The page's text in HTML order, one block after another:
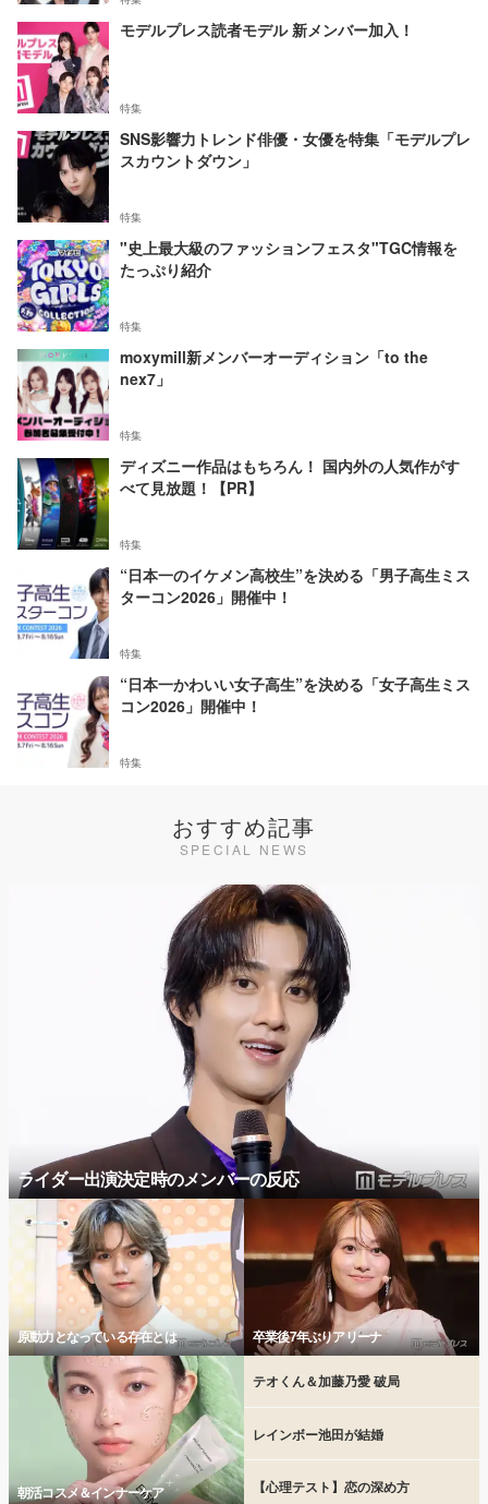
モデルプレス読者モデル 新メンバー加入！
特集
SNS影響力トレンド俳優・女優を特集「モデルプレ
スカウントダウン」
特集
"史上最大級のファッションフェスタ"TGC情報を
たっぷり紹介
特集
moxymill新メンバーオーディション「to the
nex7」
特集
ディズニー作品はもちろん！ 国内外の人気作がす
べて見放題！【PR】
特集
“日本一のイケメン高校生”を決める「男子高生ミス
ターコン2026」開催中！
特集
“日本一かわいい女子高生”を決める「女子高生ミス
コン2026」開催中！
特集
おすすめ記事
SPECIAL NEWS
ライダー出演決定時のメンバーの反応
原動力となっている存在とは 卒業後7年ぶりアリーナ
朝活コスメ＆インナーケア
テオくん＆加藤乃愛 破局
レインボー池田が結婚
【心理テスト】恋の深め方